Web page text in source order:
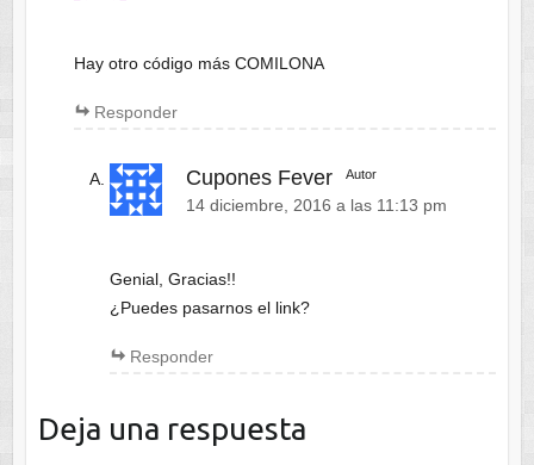
Hay otro código más COMILONA
Responder
Cupones Fever Autor
14 diciembre, 2016 a las 11:13 pm
Genial, Gracias!!
¿Puedes pasarnos el link?
Responder
Deja una respuesta